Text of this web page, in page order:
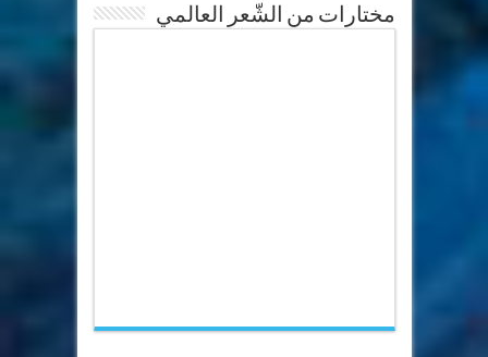
مختارات من الشّعر العالمي